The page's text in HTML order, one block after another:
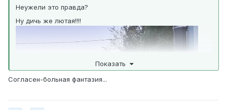
Неужели это правда?
Ну дичь же лютая!!!!
Показать
Согласен-больная фантазия...